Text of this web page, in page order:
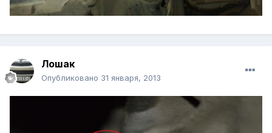
Лошак
Опубликовано 31 января, 2013